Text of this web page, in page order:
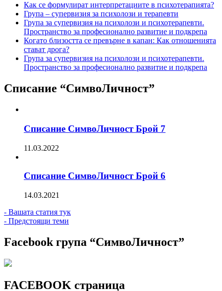
Как се формулират интерпретациите в психотерапията?
Група – супервизия за психолози и терапевти
Група за супервизия на психолози и психотерапевти.
Пространство за професионално развитие и подкрепа
Когато близостта се превърне в капан: Как отношенията
стават дрога?
Група за супервизия на психолози и психотерапевти.
Пространство за професионално развитие и подкрепа
Списание “СимвоЛичност”
Списание СимвоЛичност Брой 7
11.03.2022
Списание СимвоЛичност Брой 6
14.03.2021
- Вашата статия тук
- Предстоящи теми
Facebook група “СимвоЛичност”
FACEBOOK страница